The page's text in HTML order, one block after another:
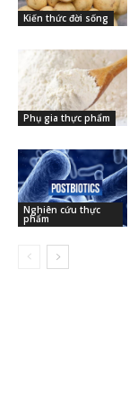
Kiến thức đời sống
Phụ gia thực phẩm
Nghiên cứu thực
phẩm